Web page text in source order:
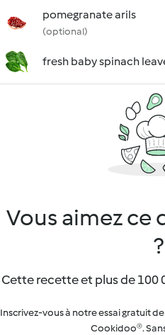
pomegranate arils
(optional)
fresh baby spinach
Vous aimez ce
?
Cette recette et plus de 100
Inscrivez-vous à notre essai gratuit
Cookidoo®.